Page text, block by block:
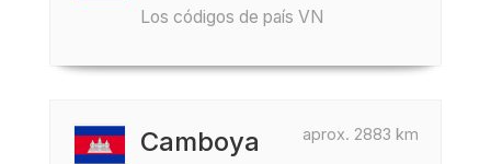
Los códigos de país VN
aprox. 2883 km
Camboya